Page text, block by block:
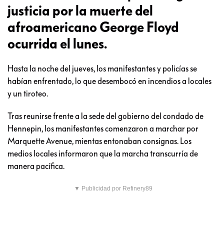
justicia por la muerte del
afroamericano George Floyd
ocurrida el lunes.
Hasta la noche del jueves, los manifestantes y policías se
habían enfrentado, lo que desembocó en incendios a locales
y un tiroteo.
Tras reunirse frente a la sede del gobierno del condado de
Hennepin, los manifestantes comenzaron a marchar por
Marquette Avenue, mientas entonaban consignas. Los
medios locales informaron que la marcha transcurría de
manera pacífica.
▼ Publicidad por Refinery89